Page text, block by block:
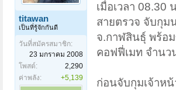
titawan
เป็นที่รู้จักกันดี
วันที่สมัครสมาชิก:
23 มกราคม 2008
โพสต์:
2,290
ค่าพลัง:
+5,139
เมื่อเวลา
สายตรวจ จับกุม
จ.กาฬสินธุ์ พร้อ
คอฟฟี่เมท จำนว
ก่อนจับกุมเจ้าห